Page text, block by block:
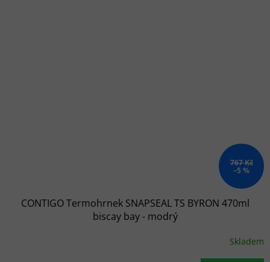
767 Kč
–5 %
CONTIGO Termohrnek SNAPSEAL TS BYRON 470ml
biscay bay - modrý
Skladem